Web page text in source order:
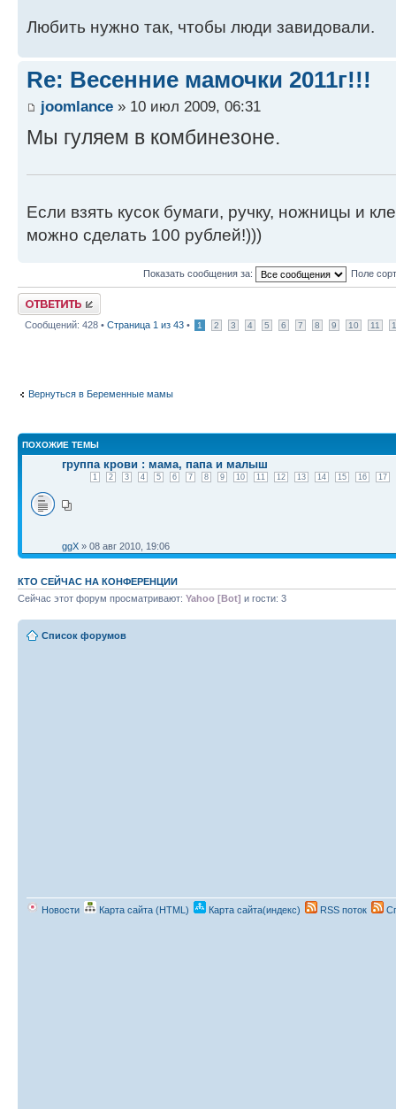
Любить нужно так, чтобы люди завидовали.
Re: Весенние мамочки 2011г!!!
joomlance » 10 июл 2009, 06:31
Мы гуляем в комбинезоне.
Если взять кусок бумаги, ручку, ножницы и
можно сделать 100 рублей!)))
Показать сообщения за: Поле
Ответить
Сообщений: 428 • Страница 1 из 43 • 1 2 3 4 5 6 7 8 9 10 11
Вернуться в Беременные мамы
ПОХОЖИЕ ТЕМЫ
группа крови : мама, папа и малыш
1 2 3 4 5 6 7 8 9 10 11 12 13 14 15 16 17
ggX » 08 авг 2010, 19:06
КТО СЕЙЧАС НА КОНФЕРЕНЦИИ
Сейчас этот форум просматривают: Yahoo [Bot] и гости: 3
Список форумов
Новости Карта сайта (HTML) Карта сайта(индекс) RSS поток